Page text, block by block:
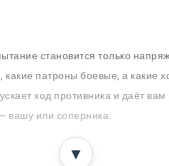
становится только
патроны боевые, а какие
ход противника и даёт
вашу или соперника.
▼